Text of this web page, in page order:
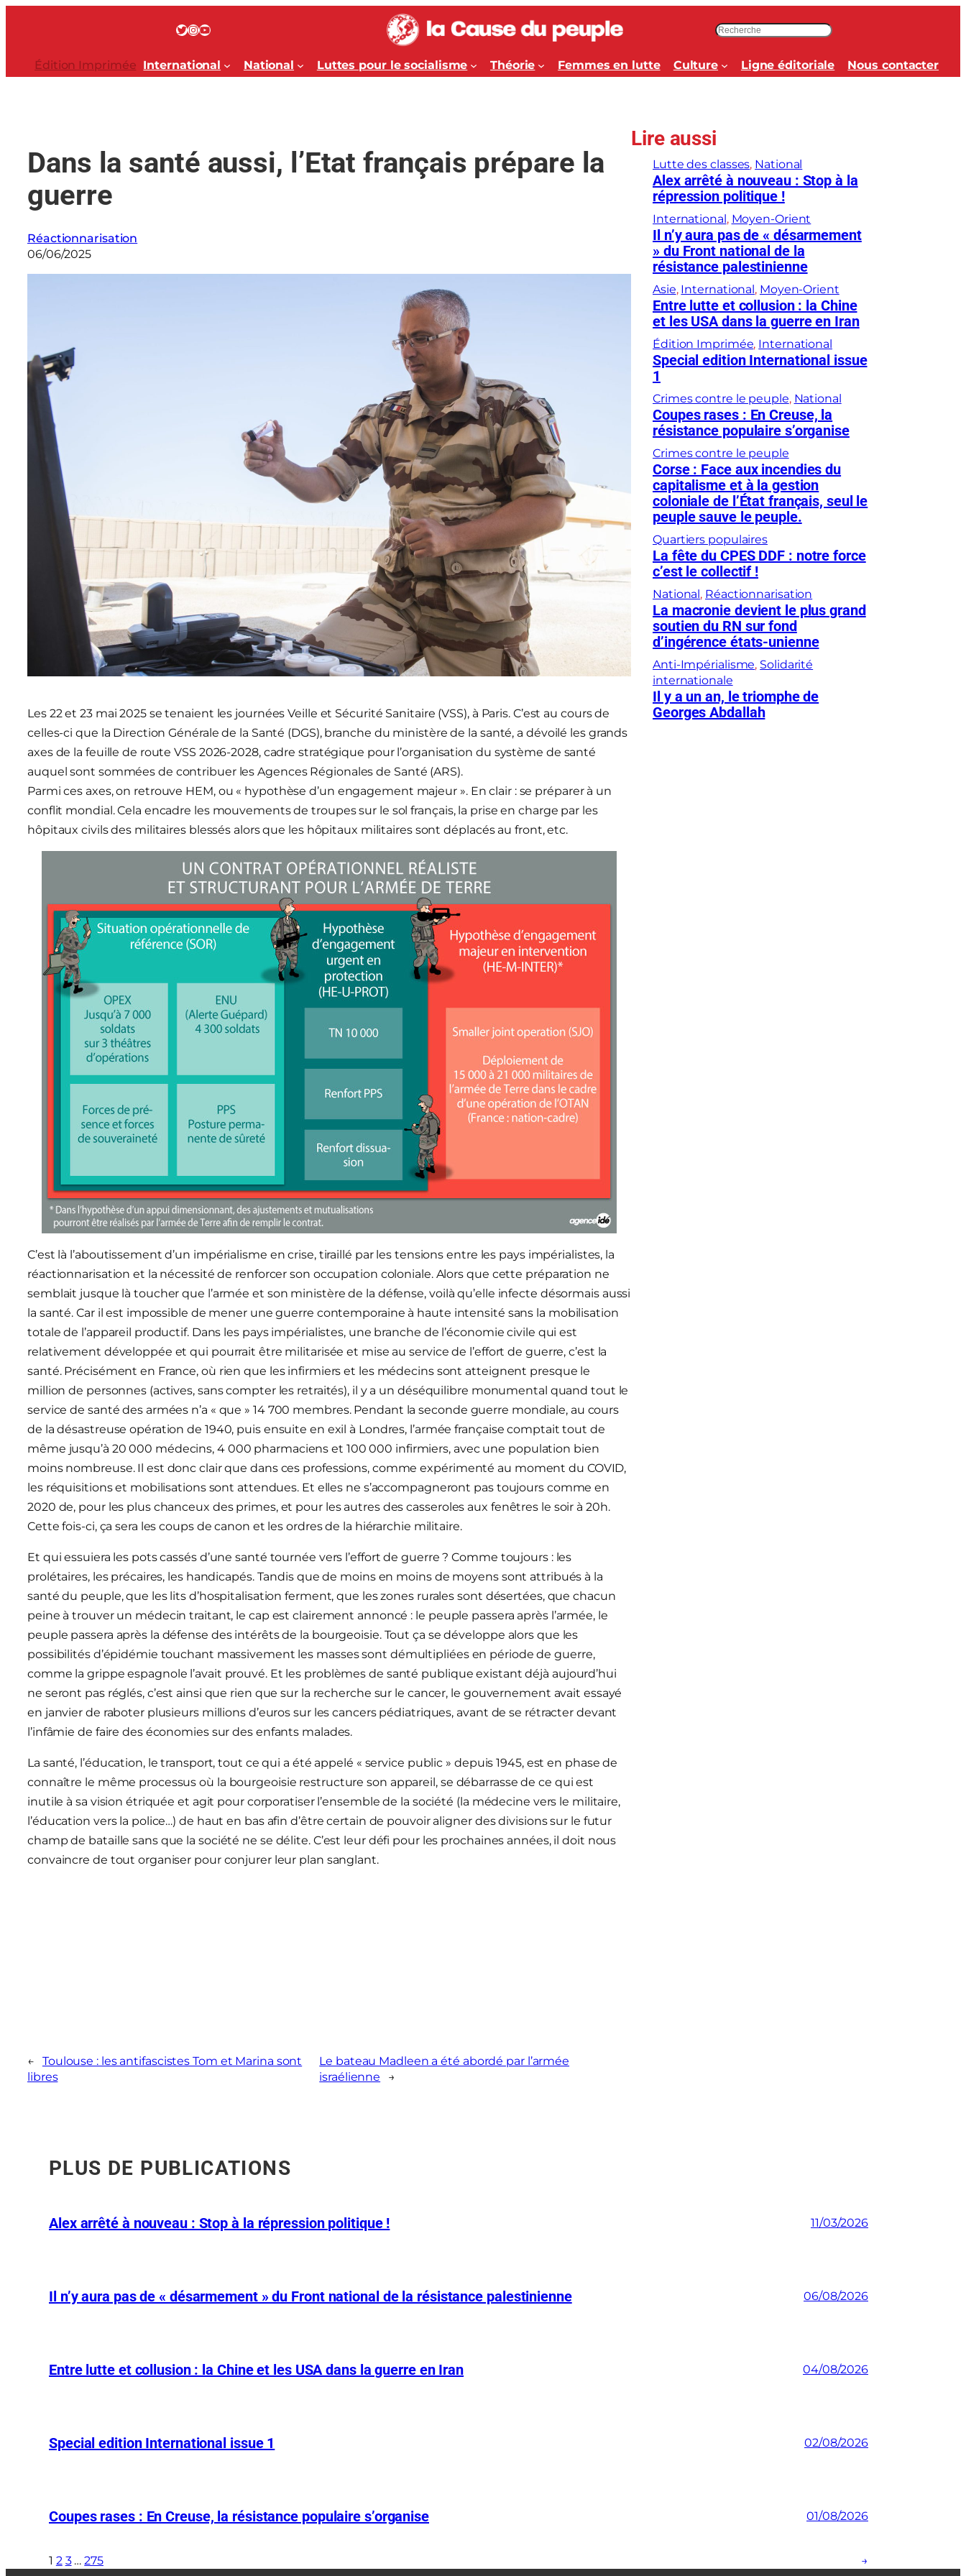
Twitter InstagramYouTube
c
h
h
r
Édition Imprimée International National Luttes pour le socialisme Théorie Femmes en lutte Culture Ligne éditoriale Nous contacter
Dans la santé aussi, l’Etat français prépare la
guerre
Réactionnarisation
06/06/2025
Les 22 et 23 mai 2025 se tenaient les journées Veille et Sécurité Sanitaire (VSS), à Paris. C’est au cours de
celles-ci que la Direction Générale de la Santé (DGS), branche du ministère de la santé, a dévoilé les grands
axes de la feuille de route VSS 2026-2028, cadre stratégique pour l’organisation du système de santé
auquel sont sommées de contribuer les Agences Régionales de Santé (ARS).
Parmi ces axes, on retrouve HEM, ou « hypothèse d’un engagement majeur ». En clair : se préparer à un
conflit mondial. Cela encadre les mouvements de troupes sur le sol français, la prise en charge par les
hôpitaux civils des militaires blessés alors que les hôpitaux militaires sont déplacés au front, etc.
C’est là l’aboutissement d’un impérialisme en crise, tiraillé par les tensions entre les pays impérialistes, la
réactionnarisation et la nécessité de renforcer son occupation coloniale. Alors que cette préparation ne
semblait jusque là toucher que l’armée et son ministère de la défense, voilà qu’elle infecte désormais aussi
la santé. Car il est impossible de mener une guerre contemporaine à haute intensité sans la mobilisation
totale de l’appareil productif. Dans les pays impérialistes, une branche de l’économie civile qui est
relativement développée et qui pourrait être militarisée et mise au service de l’effort de guerre, c’est la
santé. Précisément en France, où rien que les infirmiers et les médecins sont atteignent presque le
million de personnes (actives, sans compter les retraités), il y a un déséquilibre monumental quand tout le
service de santé des armées n’a « que » 14 700 membres. Pendant la seconde guerre mondiale, au cours
de la désastreuse opération de 1940, puis ensuite en exil à Londres, l’armée française comptait tout de
même jusqu’à 20 000 médecins, 4 000 pharmaciens et 100 000 infirmiers, avec une population bien
moins nombreuse. Il est donc clair que dans ces professions, comme expérimenté au moment du COVID,
les réquisitions et mobilisations sont attendues. Et elles ne s’accompagneront pas toujours comme en
2020 de, pour les plus chanceux des primes, et pour les autres des casseroles aux fenêtres le soir à 20h.
Cette fois-ci, ça sera les coups de canon et les ordres de la hiérarchie militaire.
Et qui essuiera les pots cassés d’une santé tournée vers l’effort de guerre ? Comme toujours : les
prolétaires, les précaires, les handicapés. Tandis que de moins en moins de moyens sont attribués à la
santé du peuple, que les lits d’hospitalisation ferment, que les zones rurales sont désertées, que chacun
peine à trouver un médecin traitant, le cap est clairement annoncé : le peuple passera après l’armée, le
peuple passera après la défense des intérêts de la bourgeoisie. Tout ça se développe alors que les
possibilités d’épidémie touchant massivement les masses sont démultipliées en période de guerre,
comme la grippe espagnole l’avait prouvé. Et les problèmes de santé publique existant déjà aujourd’hui
ne seront pas réglés, c’est ainsi que rien que sur la recherche sur le cancer, le gouvernement avait essayé
en janvier de raboter plusieurs millions d’euros sur les cancers pédiatriques, avant de se rétracter devant
l’infâmie de faire des économies sur des enfants malades.
La santé, l’éducation, le transport, tout ce qui a été appelé « service public » depuis 1945, est en phase de
connaître le même processus où la bourgeoisie restructure son appareil, se débarrasse de ce qui est
inutile à sa vision étriquée et agit pour corporatiser l’ensemble de la société (la médecine vers le militaire,
l’éducation vers la police…) de haut en bas afin d’être certain de pouvoir aligner des divisions sur le futur
champ de bataille sans que la société ne se délite. C’est leur défi pour les prochaines années, il doit nous
convaincre de tout organiser pour conjurer leur plan sanglant.
←
Toulouse : les antifascistes Tom et Marina sont
libres
Le bateau Madleen a été abordé par l’armée
israélienne
→
Lire aussi
Lutte des classes, National
Alex arrêté à nouveau : Stop à la
répression politique !
International, Moyen-Orient
Il n’y aura pas de « désarmement
» du Front national de la
résistance palestinienne
Asie, International, Moyen-Orient
Entre lutte et collusion : la Chine
et les USA dans la guerre en Iran
Édition Imprimée, International
Special edition International issue
1
Crimes contre le peuple, National
Coupes rases : En Creuse, la
résistance populaire s’organise
Crimes contre le peuple
Corse : Face aux incendies du
capitalisme et à la gestion
coloniale de l’État français, seul le
peuple sauve le peuple.
Quartiers populaires
La fête du CPES DDF : notre force
c’est le collectif !
National, Réactionnarisation
La macronie devient le plus grand
soutien du RN sur fond
d’ingérence états-unienne
Anti-Impérialisme, Solidarité
internationale
Il y a un an, le triomphe de
Georges Abdallah
PLUS DE PUBLICATIONS
Alex arrêté à nouveau : Stop à la répression politique ! 11/03/2026
Il n’y aura pas de « désarmement » du Front national de la résistance palestinienne 06/08/2026
Entre lutte et collusion : la Chine et les USA dans la guerre en Iran 04/08/2026
Special edition International issue 1 02/08/2026
Coupes rases : En Creuse, la résistance populaire s’organise 01/08/2026
1 2 3 … 275 →